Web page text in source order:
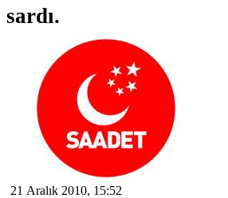
sardı.
21 Aralık 2010, 15:52